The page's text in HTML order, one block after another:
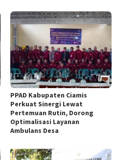
PPAD Kabupaten Ciamis
Perkuat Sinergi Lewat
Pertemuan Rutin, Dorong
Optimalisasi Layanan
Ambulans Desa